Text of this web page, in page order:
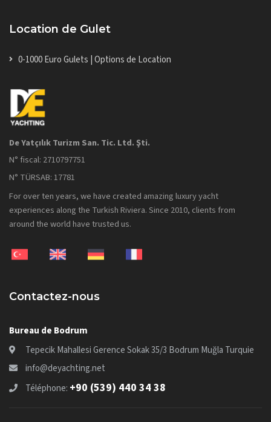
Location de Gulet
0-1000 Euro Gulets | Options de Location
De Yatçılık Turizm San. Tic. Ltd. Şti.
N° fiscal: 2710797751
N° TÜRSAB: 17781
For over ten years, we have created amazing luxury yacht
experiences along the Turkish Riviera. Since 2010, clients from
around the world have trusted us.
Contactez-nous
Bureau de Bodrum
Tepecik Mahallesi Gerence Sokak 35/3 Bodrum Muğla Turquie
info@deyachting.net
Téléphone: +90 (539) 440 34 38